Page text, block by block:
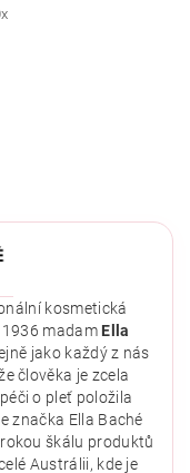
ochrany
kosmetická
madam Ella
jako každý z nás
člověka je zcela
o pleť položila
značka Ella Baché
škálu produktů
Austrálii, kde je